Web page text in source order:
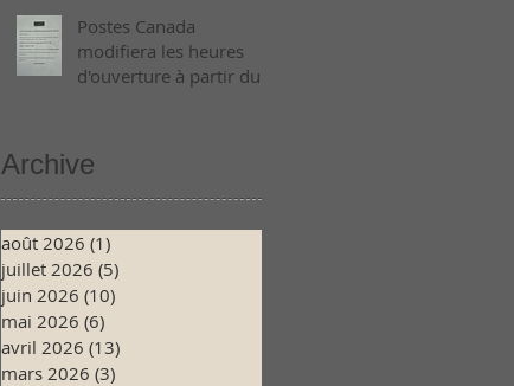
Postes Canada
modifiera les heures
d'ouverture à partir du
Archive
août 2026 (1)
juillet 2026 (5)
juin 2026 (10)
mai 2026 (6)
avril 2026 (13)
mars 2026 (3)